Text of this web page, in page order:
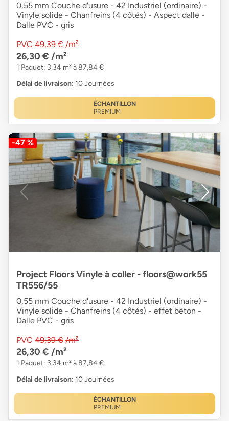
0,55 mm Couche d'usure - 42 Industriel (ordinaire) -
Vinyle solide - Chanfreins (4 côtés) - Aspect dalle -
Dalle PVC - gris
PVC 49,39 € /m²
26,30 € /m²
1 Paquet: 3,34 m² à 87,84 €
Délai de livraison: 10 Journées
ÉCHANTILLON
PREMIUM
-47 %
Project Floors Vinyle à coller - floors@work55
TR556/55
0,55 mm Couche d'usure - 42 Industriel (ordinaire) -
Vinyle solide - Chanfreins (4 côtés) - effet béton -
Dalle PVC - gris
PVC 49,39 € /m²
26,30 € /m²
1 Paquet: 3,34 m² à 87,84 €
Délai de livraison: 10 Journées
ÉCHANTILLON
PREMIUM